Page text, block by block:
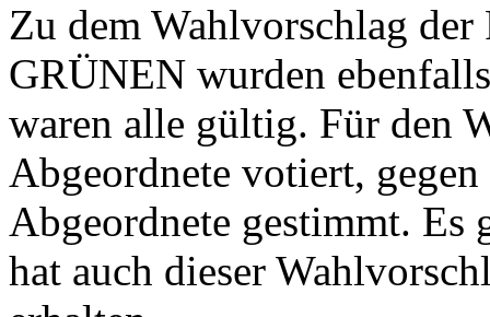
Zu dem Wahlvorschlag
GRÜNEN wurden
waren alle gültig. Für den
Abgeordnete votiert,
Abgeordnete gestimmt. Es
hat auch dieser